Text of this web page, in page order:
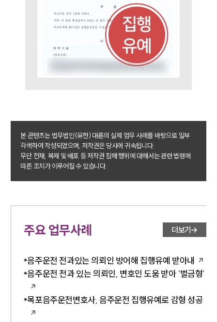
고객의 소리
통합검색
AI대륜
업무사례
주요 업무사례
업무분야
음주교통사고대응부 업무
구성원 소개
음주운전·교통사고전문변호사추천
소식/자료
법률 블로그
본 콘텐츠는 법무법인(유한) 대륜의 실제 업무 사례를 바탕으로 일부
각색하여 작성되었으며, 저작권은 당사에 귀속됩니다.
무단 전재, 복제 및 배포 등 저작권 침해 행위에 대해서는 관련 법령에
따른 조치가 이루어질 수 있습니다.
주요 업무사례 더보기
음주운전 전과있는 의뢰인 방어해 집행유예 받아내
음주운전 전과 있는 의뢰인, 변호인 도움 받아 ‘벌금형’
목포음주운전변호사, 음주운전 집행유예로 감형 성공